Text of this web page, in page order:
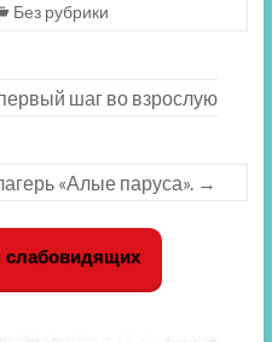
Без рубрики
шаг во взрослую
«Алые паруса». →